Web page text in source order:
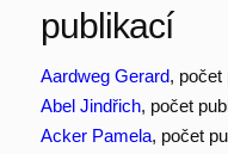
publikací
Aardweg Gerard, počet
Abel Jindřich, počet
Acker Pamela, počet